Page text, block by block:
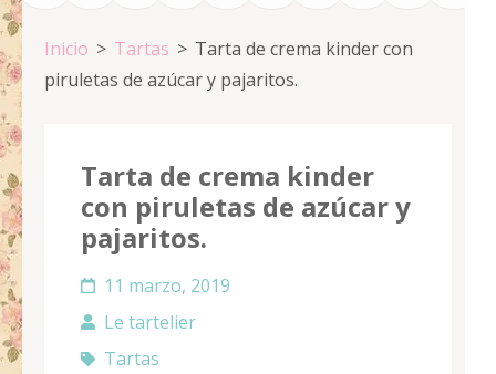
Inicio > Tartas > Tarta de crema kinder con
piruletas de azúcar y pajaritos.
Tarta de crema kinder
con piruletas de azúcar y
pajaritos.
11 marzo, 2019
Le tartelier
Tartas